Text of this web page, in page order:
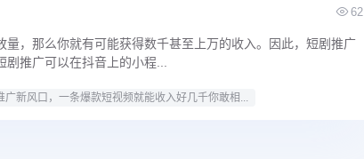
62
量，那么你就有可能获得数千甚至上万的收入。因此，短剧推广
推广可以在抖音上的小程...
广新风口，一条爆款短视频就能收入好几千你敢相...